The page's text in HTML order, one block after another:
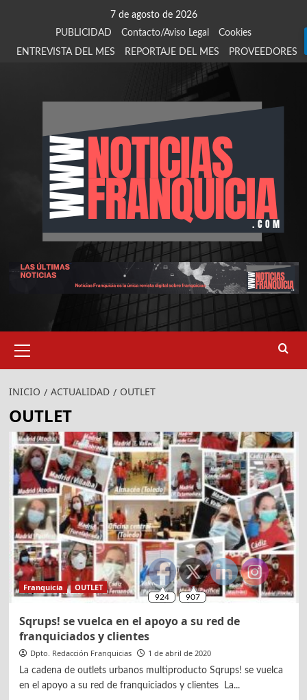
7 de agosto de 2026
PUBLICIDAD
Contacto/Aviso Legal
Cookies
ENTREVISTA DEL MES
REPORTAJE DEL MES PROVEEDORES
primario
INICIO ACTUALIDAD OUTLET
OUTLET
Franquicia OUTLET
Sqrups! se vuelca en el apoyo a su red de
franquiciados y clientes
Dpto. Redacción Franquicias 1 de abril de 2020
La cadena de outlets urbanos multiproducto Sqrups! se vuelca
en el apoyo a su red de franquiciados y clientes La...
924 907